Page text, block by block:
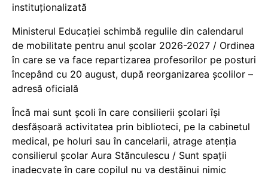
instituționalizată
Ministerul Educației schimbă regulile din calendarul
de mobilitate pentru anul școlar 2026-2027 / Ordinea
în care se va face repartizarea profesorilor pe posturi
începând cu 20 august, după reorganizarea școlilor –
adresă oficială
Încă mai sunt școli în care consilierii școlari își
desfășoară activitatea prin biblioteci, pe la cabinetul
medical, pe holuri sau în cancelarii, atrage atenția
consilierul școlar Aura Stănculescu / Sunt spații
inadecvate în care copilul nu va destăinui nimic